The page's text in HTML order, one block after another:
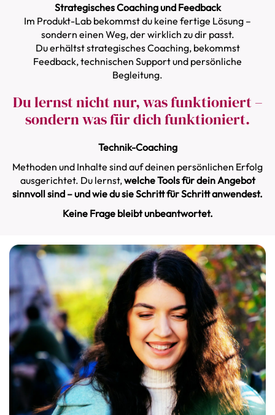
Strategisches Coaching und Feedback
Im Produkt-Lab bekommst du keine fertige Lösung –
sondern einen Weg, der wirklich zu dir passt.
Du erhältst strategisches Coaching, bekommst
Feedback, technischen Support und persönliche
Begleitung.
Du lernst nicht nur, was funktioniert –
sondern was für dich funktioniert.
Technik-Coaching
Methoden und Inhalte sind auf deinen persönlichen Erfolg
ausgerichtet. Du lernst,welche Tools für dein Angebot
sinnvoll sind – und wie du sie Schritt für Schritt anwendest.
Keine Frage bleibt unbeantwortet.